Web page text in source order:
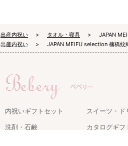
出産内祝い タオル・寝具
JAPAN
出産内祝い JAPAN MEIFU selection 楠橋紋
内祝いギフトセット
スイーツ・ド
洗剤・石鹸
カタログギフ